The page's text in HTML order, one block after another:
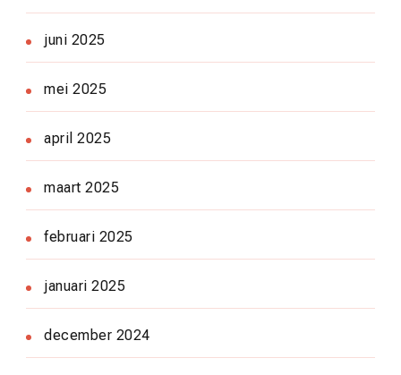
juni 2025
mei 2025
april 2025
maart 2025
februari 2025
januari 2025
december 2024